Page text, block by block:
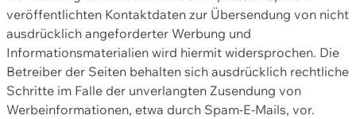
veröffentlichten Kontaktdaten zur Übersendung von nicht
ausdrücklich angeforderter Werbung und
Informationsmaterialien wird hiermit widersprochen. Die
Betreiber der Seiten behalten sich ausdrücklich rechtliche
Schritte im Falle der unverlangten Zusendung von
Werbeinformationen, etwa durch Spam-E-Mails, vor.